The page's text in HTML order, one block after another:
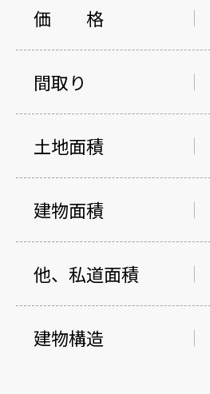
価 格
間取り
土地面積
建物面積
他、私道面積
建物構造